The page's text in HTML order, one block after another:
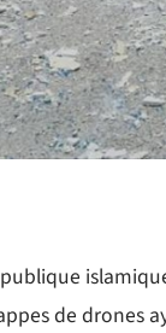
de drones